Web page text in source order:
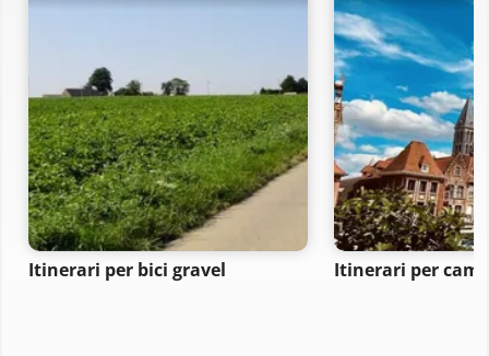
Itinerari per bici gravel Itinerari per